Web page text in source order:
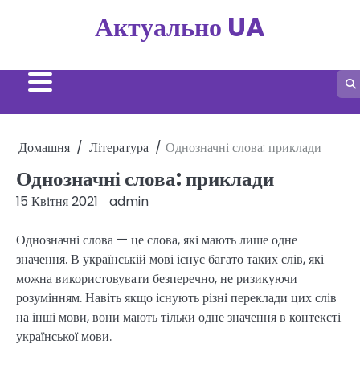
Актуально UA
Домашня Література Однозначні слова: приклади
Однозначні слова: приклади
15 Квітня 2021 admin
Однозначні слова — це слова, які мають лише одне
значення. В українській мові існує багато таких слів, які
можна використовувати безперечно, не ризикуючи
розумінням. Навіть якщо існують різні переклади цих слів
на інші мови, вони мають тільки одне значення в контексті
української мови.